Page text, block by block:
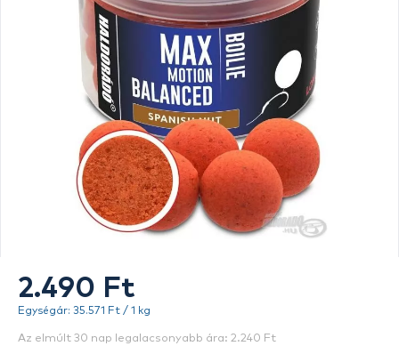
2.490 Ft
Egységár: 35.571 Ft / 1 kg
Az elmúlt 30 nap legalacsonyabb ára: 2.240 Ft